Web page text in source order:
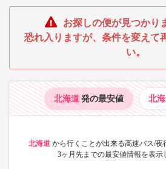
お探しの便が見つかり
恐れ入りますが、条件を変えて
い。
北海道 発の最安値 北
北海道 から行くことが出来る高速バス/夜
3ヶ月先までの最安値情報を表示